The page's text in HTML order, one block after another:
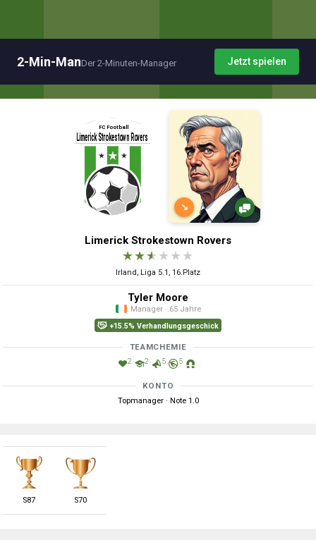
2-Min-ManDer 2-Minuten-Manager Jetzt spielen
↘
Limerick Strokestown Rovers
★★★ ★ ★ ★
Irland, Liga 5.1, 16.Platz
Tyler Moore
Manager · 65 Jahre
+15.5% Verhandlungsgeschick
TEAMCHEMIE
2 2 5 5
KONTO
Topmanager · Note 1.0
S87 S70